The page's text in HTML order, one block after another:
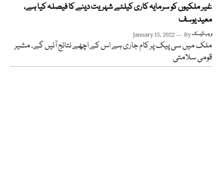
غیر ملکیوں کو سرمایہ کاری کیلئے شہریت دینے کا فیصلہ کیا ہے،
معید یوسف
January 15, 2022 Byویب ڈیسک
ملک میں سی پیک پر کام جاری ہے اس کے اچھے نتائج آئیں گے، مشیر
قومی سلامتی